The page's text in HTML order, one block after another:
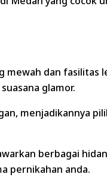
dan
glamor.
menjadikannya
berbagai
pernikahan anda.